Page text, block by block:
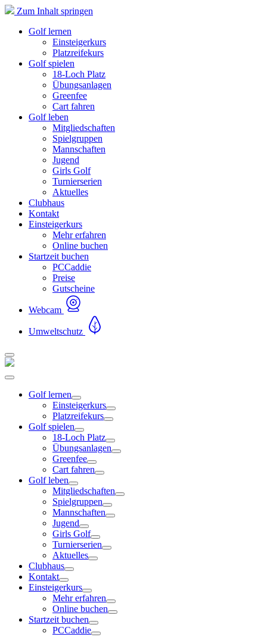
Zum Inhalt springen
Golf lernen
Einsteigerkurs
Platzreifekurs
Golf spielen
18-Loch Platz
Übungsanlagen
Greenfee
Cart fahren
Golf leben
Mitgliedschaften
Spielgruppen
Mannschaften
Jugend
Girls Golf
Turnierserien
Aktuelles
Clubhaus
Kontakt
Einsteigerkurs
Mehr erfahren
Online buchen
Startzeit buchen
PCCaddie
Preise
Gutscheine
Webcam
Umweltschutz
Golf lernen
Einsteigerkurs
Platzreifekurs
Golf spielen
18-Loch Platz
Übungsanlagen
Greenfee
Cart fahren
Golf leben
Mitgliedschaften
Spielgruppen
Mannschaften
Jugend
Girls Golf
Turnierserien
Aktuelles
Clubhaus
Kontakt
Einsteigerkurs
Mehr erfahren
Online buchen
Startzeit buchen
PCCaddie